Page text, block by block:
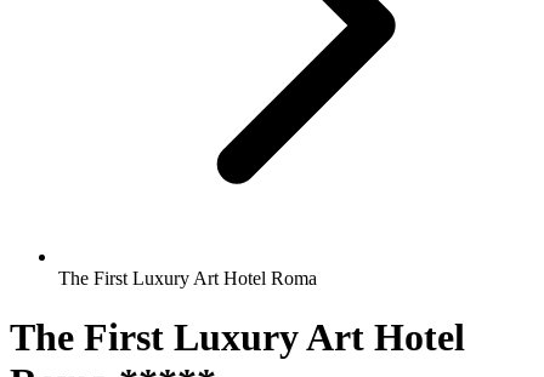
The First Luxury Art Hotel Roma
The First Luxury Art Hotel